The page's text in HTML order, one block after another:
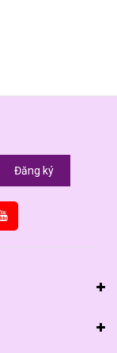
Đăng ký